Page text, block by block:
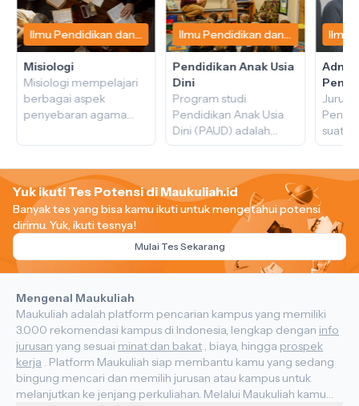
Ilmu Pendidikan dan
Agama
Misiologi
Misiologi mempelajari
berbagai aspek
penyebaran agama
Akibat positif dan
Kristen, Dampak
evangelisasi dan amal,
Praktik yang penting
untuk Kristen, Praktik
bervariasi di antara
komunitas-komunitas.
Lulusan jurusan
Misiologi dapat bekerja
di berbagai organisasi
keagamaan atau misi,
seperti misionaris,
pengkhotbah, guru
agama, konsultan misi,
pengembang program
Ilmu Pendidikan dan
Agama
Pendidikan Anak Usia
Dini
Program studi
Pendidikan Anak Usia
Dini (PAUD) adalah
program pendidikan
mempersiapkan
mahasiswa untuk
menjadi pendidik
profesional yang khusus
bekerja dengan anak-
anak usia dini, biasanya
dari kelahiran hingga
adalah deskripsi umum
dari program studi
PAUD: Program studi
PAUD mempersiapkan
mahasiswa untuk
menjadi pendidik yang
berdedikasi, peduli, dan
Ilmu
suatu
aspek
dasar,
akan
Yuk ikuti Tes Potensi di Maukuliah.id
Banyak tes yang bisa kamu ikuti untuk mengetahui potensi
dirimu.Yuk, ikuti tesnya!
Mulai Tes Sekarang
Mengenal Maukuliah
Maukuliah adalah platform pencarian kampus yang memiliki
3.000 rekomendasi kampus di Indonesia, lengkap dengan info
jurusan yang sesuai minat dan bakat , biaya, hingga prospek
kerja
bingung mencari dan memilih jurusan atau kampus untuk
melanjutkan ke jenjang perkuliahan. Melalui Maukuliah kamu